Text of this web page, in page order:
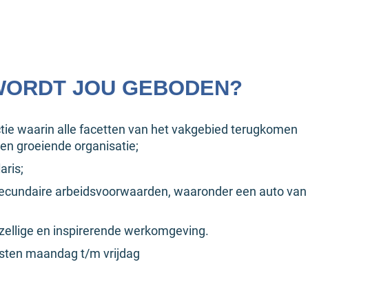
JOU GEBODEN?
waarin alle facetten van het vakgebied terugkomen
groeiende organisatie;
arbeidsvoorwaarden, waaronder een auto van
en inspirerende werkomgeving.
maandag t/m vrijdag